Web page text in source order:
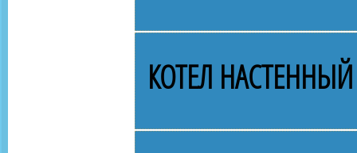
КОТЕЛ